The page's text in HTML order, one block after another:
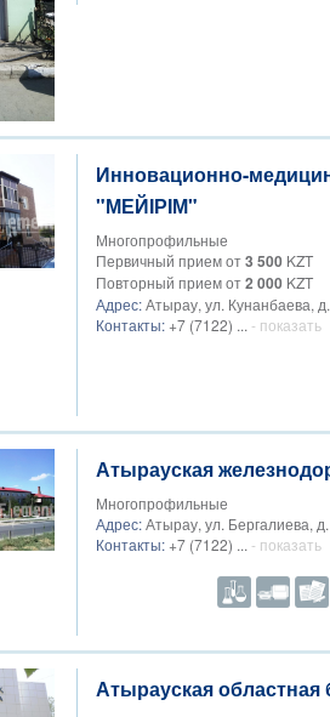
Инновационно-
"МЕЙІРІМ"
Многопрофильные
Первичный прием от3 500KZT
Повторный прием от2 000KZT
Адрес:Атырау, ул. Кунанбаева,
Контакты: +7 (7122) ... - показать
Атырауская
Многопрофильные
Адрес:Атырау, ул. Бергалиева,
Контакты: +7 (7122) ... - показать
Атырауская областная